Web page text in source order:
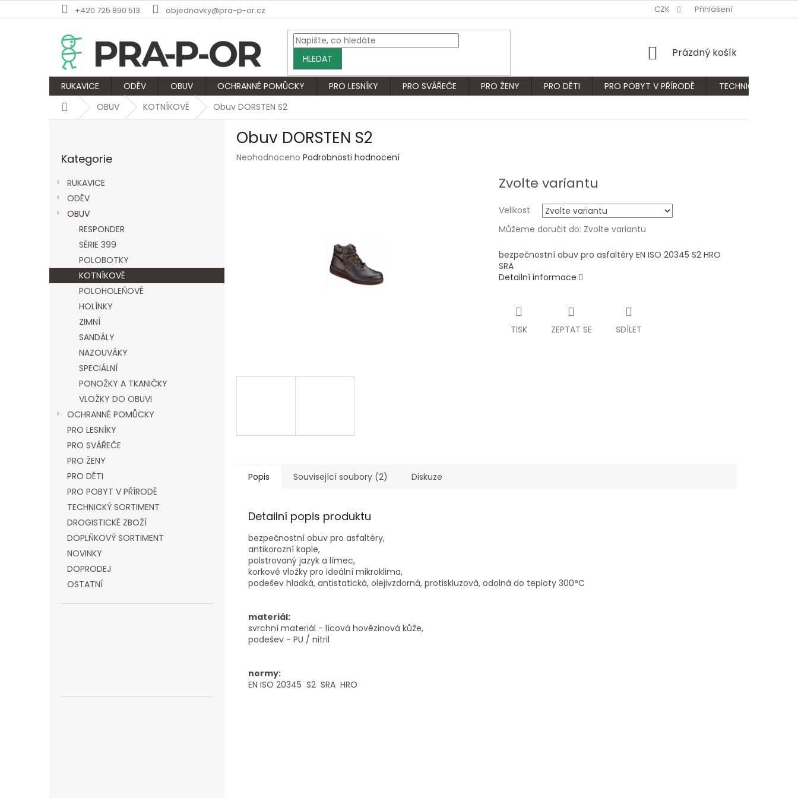
na
+420 725 890 513 objednavky@pra-p-or.cz CZK Přihlášení
HLEDAT
NÁKUPNÍ
Prázdný košík
RUKAVICE ODĚV OBUV OCHRANNÉ POMŮCKY PRO LESNÍKY PRO SVÁŘEČE PRO ŽENY PRO DĚTI PRO POBYT V PŘÍRODĚ
TECHNICKÝ
DomůOBUV KOTNÍKOVÉ Obuv DORSTEN S2
n
e
kategorie
Kategorie
RUKAVICE
ODĚV
OBUV
RESPONDER
SÉRIE 399
POLOBOTKY
KOTNÍKOVÉ
POLOHOLEŇOVÉ
HOLÍNKY
ZIMNÍ
SANDÁLY
NAZOUVÁKY
SPECIÁLNÍ
PONOŽKY A TKANIČKY
VLOŽKY DO OBUVI
OCHRANNÉ POMŮCKY
PRO LESNÍKY
PRO SVÁŘEČE
PRO ŽENY
PRO DĚTI
PRO POBYT V PŘÍRODĚ
TECHNICKÝ SORTIMENT
DROGISTICKÉ ZBOŽÍ
DOPLŇKOVÝ SORTIMENT
NOVINKY
DOPRODEJ
OSTATNÍ
Obuv DORSTEN S2
Průměrné
Neohodnoceno Podrobnosti hodnocení
Zvolte variantu
Velikost
Můžeme doručit do: Zvolte variantu
bezpečnostní obuv pro asfaltéry EN ISO 20345 S2 HRO
SRA
Detailní informace
TISK ZEPTAT SE SDÍLET
Popis Související soubory (2) Diskuze
Detailní popis produktu
bezpečnostní obuv pro asfaltéry,
antikorozní kaple,
polstrovaný jazyk a límec,
korkové vložky pro ideální mikroklima,
podešev hladká, antistatická, olejivzdorná, protiskluzová, odolná do teploty 300°C
materiál:
svrchní materiál - lícová hovězinová kůže,
podešev - PU / nitril
normy:
EN ISO 20345 S2 SRA HRO